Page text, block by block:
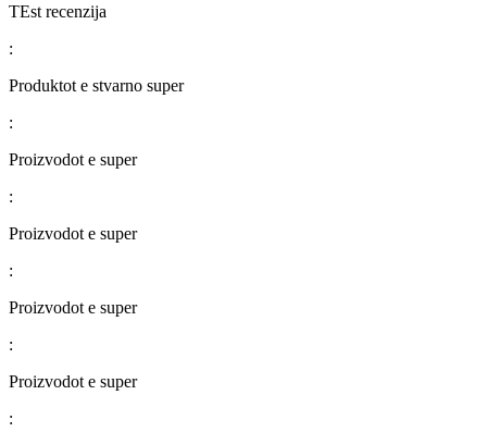
TEst recenzija
:
Produktot e stvarno super
:
Proizvodot e super
:
Proizvodot e super
:
Proizvodot e super
:
Proizvodot e super
: